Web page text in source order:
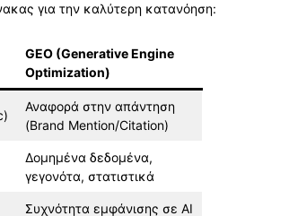
για την καλύτερη κατανόηση:
GEO (Generative Engine
Optimization)
Αναφορά στην απάντηση
(Brand Mention/Citation)
Δομημένα δεδομένα,
γεγονότα, στατιστικά
Συχνότητα εμφάνισης σε AI